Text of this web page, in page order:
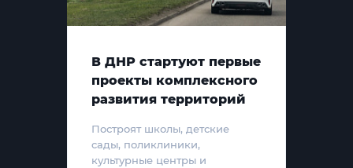
В ДНР стартуют первые
проекты комплексного
развития территорий
Построят школы, детские
сады, поликлиники,
культурные центры и